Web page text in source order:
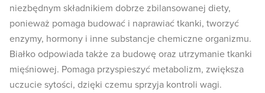
niezbędnym składnikiem dobrze zbilansowanej diety,
ponieważ pomaga budować i naprawiać tkanki, tworzyć
enzymy, hormony i inne substancje chemiczne organizmu.
Białko odpowiada także za budowę oraz utrzymanie tkanki
mięśniowej. Pomaga przyspieszyć metabolizm, zwiększa
uczucie sytości, dzięki czemu sprzyja kontroli wagi.